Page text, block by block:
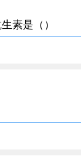
素是（）